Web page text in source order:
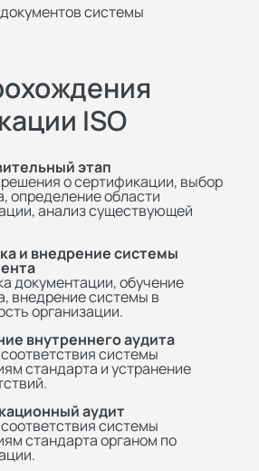
системы
ISO
этап
о сертификации, выбор
определение области
анализ существующей
и внедрение системы
документации, обучение
внедрение системы в
организации.
внутреннего аудита
системы
стандарта и устранение
аудит
системы
стандарта органом по